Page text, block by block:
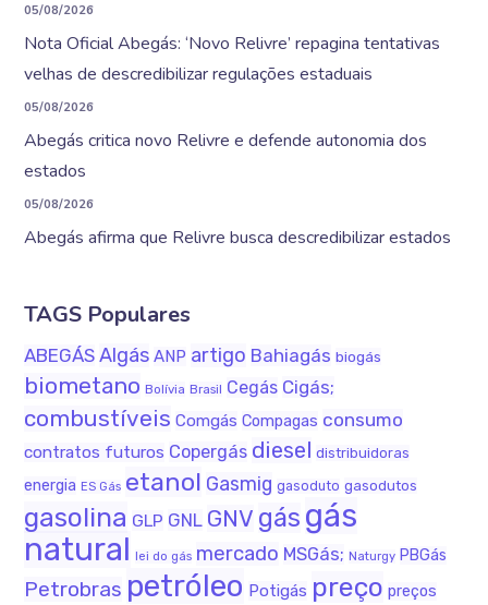
05/08/2026
Nota Oficial Abegás: ‘Novo Relivre’ repagina tentativas
velhas de descredibilizar regulações estaduais
05/08/2026
Abegás critica novo Relivre e defende autonomia dos
estados
05/08/2026
Abegás afirma que Relivre busca descredibilizar estados
TAGS Populares
ABEGÁS Algás ANP artigo Bahiagás biogás
biometano Bolívia Brasil Cegás Cigás;
combustíveis Comgás Compagas consumo
contratos futuros Copergás diesel distribuidoras
energia ES Gás etanol Gasmig gasoduto gasodutos
gasolina GLP GNL GNV gás gás
natural lei do gás mercado MSGás; Naturgy PBGás
Petrobras petróleo Potigás preço preços